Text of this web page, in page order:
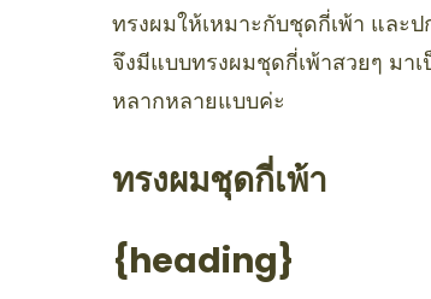
ทรงผมให้เหมาะกับชุดกี่เพ้า แล
จึงมีแบบทรงผมชุดกี่เพ้าสวยๆ มา
หลากหลายแบบค่ะ
ทรงผมชุดกี่เพ้า
{heading}